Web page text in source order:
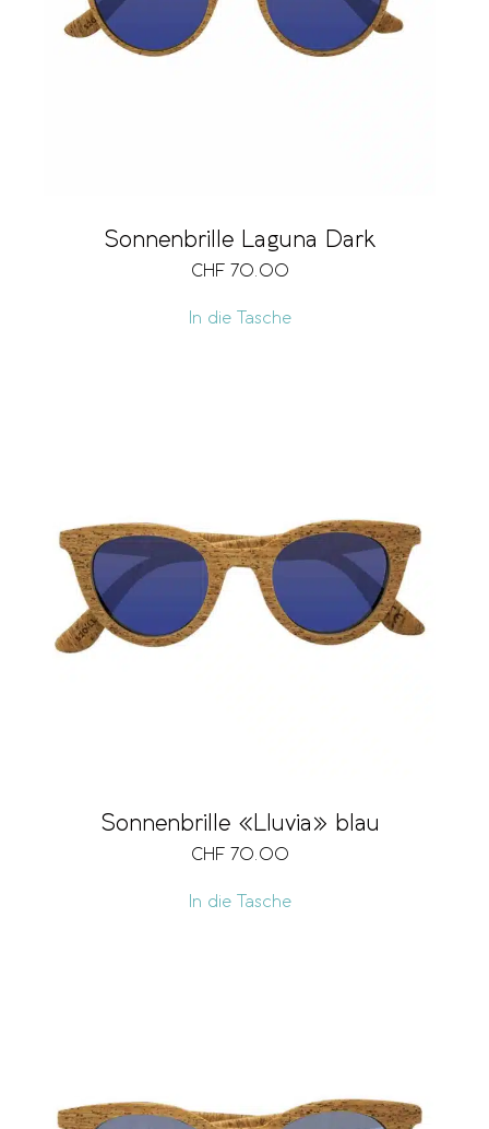
Sonnenbrille Laguna Dark
CHF 70.00
In die Tasche
Sonnenbrille «Lluvia» blau
CHF 70.00
In die Tasche